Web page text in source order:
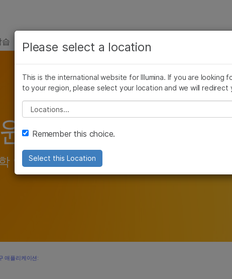
습 지원
성 및 면역요법
연구 및 생체표지자 발견 촉진
애플리케이션:
Please select a location
This is the international website for Illumina. If you are looking
to your region, please select your location and we will redirect
Please select a location
Remember this choice.
Select this Location
보다 관련성이 높은 콘텐츠를 확인하실 수 있
관심 분야를 선택해 주세요:
암 연구
미생물학 연구
농업유전체학 연구
복합 질환 연구
임상 종양학
생식 보건 연
유전 및 희귀